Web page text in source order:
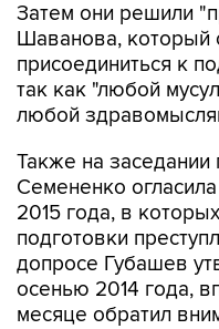
Затем они решили
Шаванова, который
присоединиться к
так как "любой
любой
Также на заседании
Семененко
2015 года, в
подготовки
допросе Губашев
осенью 2014 года,
месяце обратил